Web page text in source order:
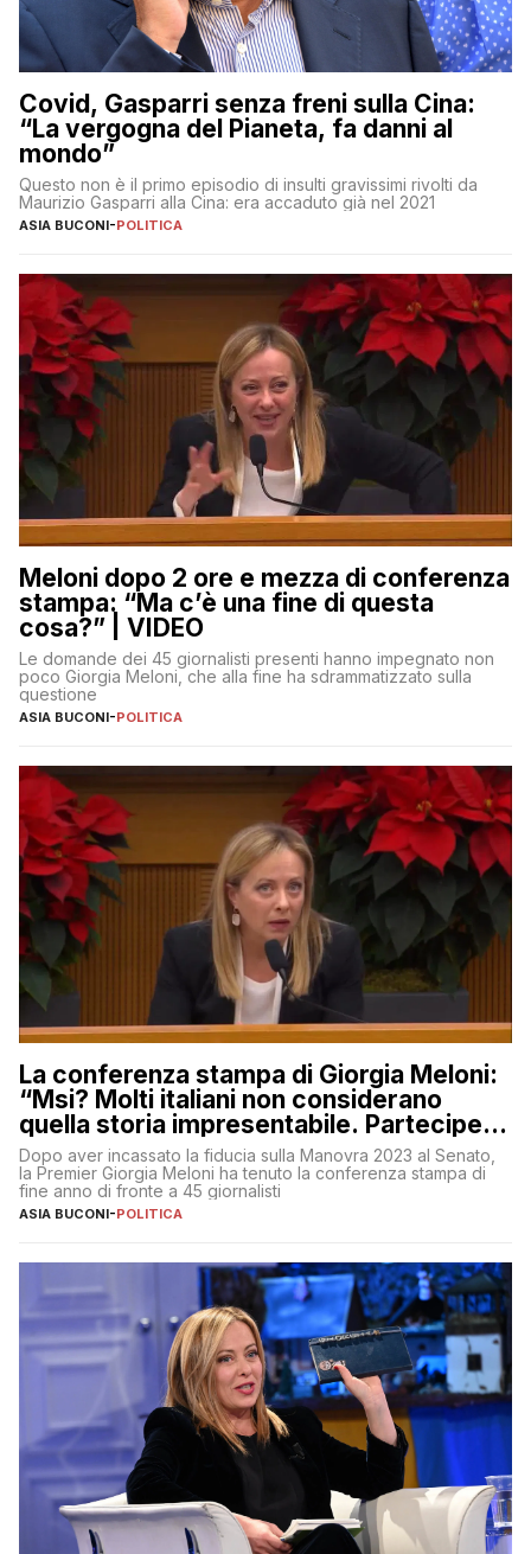
Covid, Gasparri senza freni sulla Cina:
“La vergogna del Pianeta, fa danni al
mondo”
Questo non è il primo episodio di insulti gravissimi rivolti da
Maurizio Gasparri alla Cina: era accaduto già nel 2021
ASIA BUCONI-POLITICA
Meloni dopo 2 ore e mezza di conferenza
stampa: “Ma c’è una fine di questa
cosa?” | VIDEO
Le domande dei 45 giornalisti presenti hanno impegnato non
poco Giorgia Meloni, che alla fine ha sdrammatizzato sulla
questione
ASIA BUCONI-POLITICA
La conferenza stampa di Giorgia Meloni:
“Msi? Molti italiani non considerano
quella storia impresentabile. Parteciperò
al 25 aprile”
Dopo aver incassato la fiducia sulla Manovra 2023 al Senato,
la Premier Giorgia Meloni ha tenuto la conferenza stampa di
fine anno di fronte a 45 giornalisti
ASIA BUCONI-POLITICA